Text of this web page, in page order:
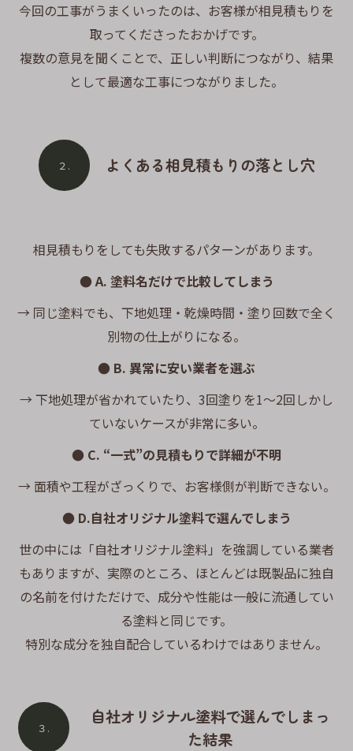
今回の工事がうまくいったのは、お客様が相見積もりを
取ってくださったおかげです。
複数の意見を聞くことで、正しい判断につながり、結果
として最適な工事につながりました。
よくある相見積もりの落とし穴
２.
相見積もりをしても失敗するパターンがあります。
● A. 塗料名だけで比較してしまう
→ 同じ塗料でも、下地処理・乾燥時間・塗り回数で全く
別物の仕上がりになる。
● B. 異常に安い業者を選ぶ
→ 下地処理が省かれていたり、3回塗りを1〜2回しかし
ていないケースが非常に多い。
● C. “一式”の見積もりで詳細が不明
→ 面積や工程がざっくりで、お客様側が判断できない。
● D.自社オリジナル塗料で選んでしまう
世の中には「自社オリジナル塗料」を強調している業者
もありますが、実際のところ、ほとんどは既製品に独自
の名前を付けただけで、成分や性能は一般に流通してい
る塗料と同じです。
特別な成分を独自配合しているわけではありません。
自社オリジナル塗料で選んでしまっ
た結果
３.